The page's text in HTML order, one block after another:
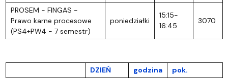
PROSEM - FINGAS -
Prawo karne procesowe
(PS4+PW4 - 7 semestr)
poniedziałki
15:15-
16:45
3070
DZIEŃ godzina
pok.